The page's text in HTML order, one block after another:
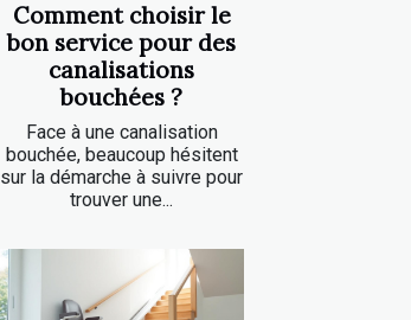
Comment choisir le
bon service pour des
canalisations
bouchées ?
Face à une canalisation
bouchée, beaucoup hésitent
sur la démarche à suivre pour
trouver une...